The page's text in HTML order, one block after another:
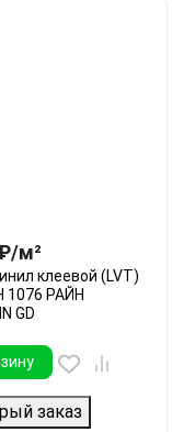
/м²
клеевой (LVT)
1076 РАЙН
GD
заказ